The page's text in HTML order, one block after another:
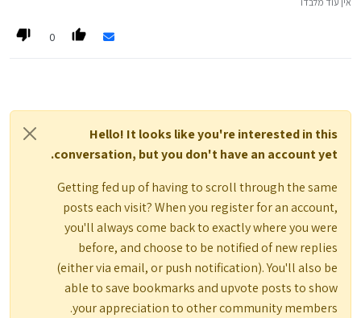
0
Hello! It looks like you're interested in this
conversation, but you don't have an account yet.
Getting fed up of having to scroll through the same
posts each visit? When you register for an account,
you'll always come back to exactly where you were
before, and choose to be notified of new replies
(either via email, or push notification). You'll also be
able to save bookmarks and upvote posts to show
your appreciation to other community members.